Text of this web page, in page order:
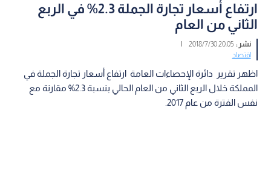
ارتفاع أسعار تجارة الجملة 2.3% في الربع
الثاني من العام
نشر :20:05 2018/7/30
|
اقتصاد
اظهر تقرير دائرة الإحصاءات العامة ارتفاع أسعار تجارة الجملة في
المملكة خلال الربع الثاني من العام الحالي بنسبة 2.3% مقارنة مع
نفس الفترة من عام 2017.